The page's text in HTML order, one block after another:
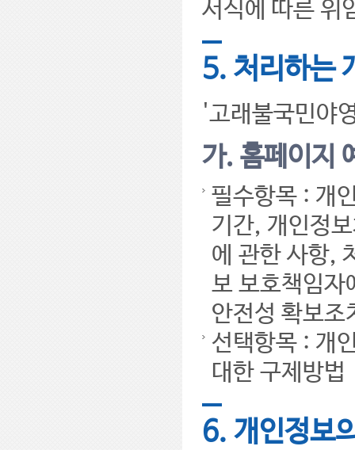
서식에 따른 위
5. 처리하는
'고래불국민야
가. 홈페이지
필수항목 : 개
기간, 개인정
에 관한 사항,
보 보호책임자
안전성 확보조
선택항목 : 개
대한 구제방법
6. 개인정보